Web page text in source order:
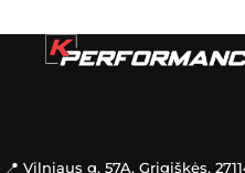
📍 Vilniaus g. 57A, Grigiškės,